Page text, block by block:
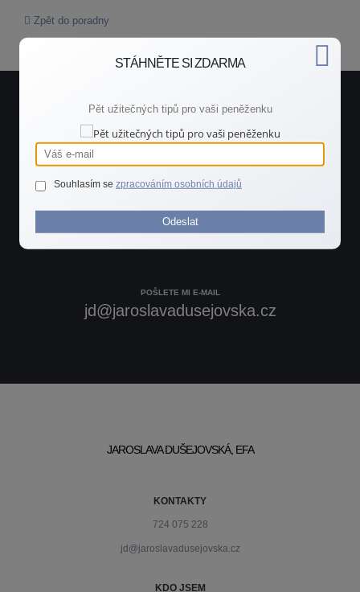
Zpět do poradny
Potřebujete rychlou radu?
ZAVOLEJTE MI
724 075 228
POŠLETE MI E-MAIL
jd@jaroslavadusejovska.cz
JAROSLAVA DUŠEJOVSKÁ, EFA
KONTAKTY
724 075 228
jd@jaroslavadusejovska.cz
KDO JSEM
STÁHNĚTE SI ZDARMA
Pět užitečných tipů pro vaši peněženku
Souhlasím se zpracováním osobních údajů
Odeslat